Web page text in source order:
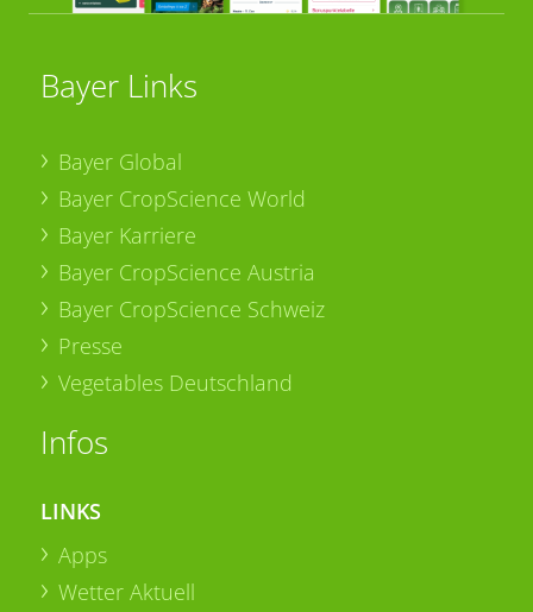
Bayer Links
Bayer Global
Bayer CropScience World
Bayer Karriere
Bayer CropScience Austria
Bayer CropScience Schweiz
Presse
Vegetables Deutschland
Infos
LINKS
Apps
Wetter Aktuell